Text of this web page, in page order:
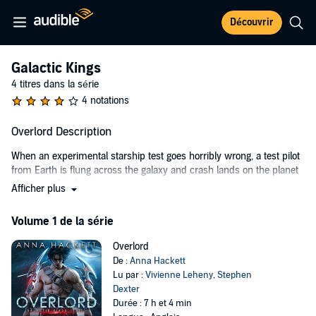
Découvrir
Galactic Kings
4 titres dans la série
4 notations
Overlord Description
When an experimental starship test goes horribly wrong, a test pilot
from Earth is flung across the galaxy and crash lands on the planet
of a powerful alien king.
alien planet, her ship is in pieces, and her best friend Poppy, the
she collapses into the arms of a big, silver-eyed warrior king. But
when her rescuer cuffs her to a bed and accuses her of being a spy,
Mal knows she has to escape her darkly tempting captor and find
her friend.
Afficher plus
Volume 1 de la série
Overlord
De :Anna Hackett
Lu par :Vivienne Leheny,Stephen
Dexter
Durée : 7 h et 4 min